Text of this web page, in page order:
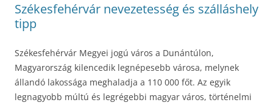
Székesfehérvár nevezetesség és szálláshely
tipp
Székesfehérvár Megyei jogú város a Dunántúlon,
Magyarország kilencedik legnépesebb városa, melynek
állandó lakossága meghaladja a 110 000 főt. Az egyik
legnagyobb múltú és legrégebbi magyar város, történelmi